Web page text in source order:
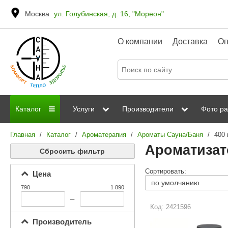
Москва ул. Голубинская, д. 16, "Мореон"
О компании Доставка
Каталог
Дровяные печи
Электрические печи
Услуги
Сауны
ИК сауны
Производители
Grandis
Kastor Sawo
Steam and Water
Фото
Главная / Каталог / Ароматерапия / Ароматы Сауна/Баня / 400
Сбросить фильтр
Цена
790
–
1 890
Производитель
Сортировать:
Код: 2421596